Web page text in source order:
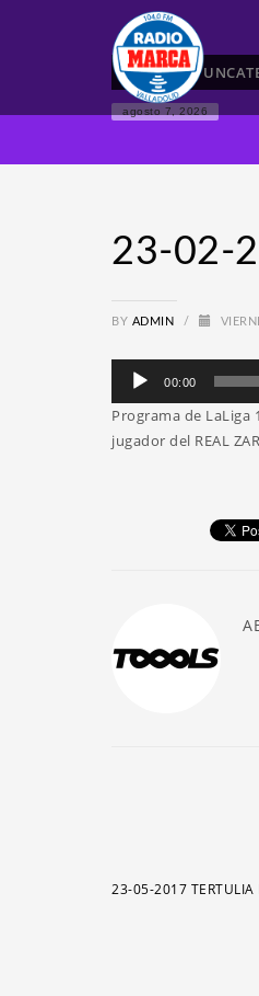
HOME
agosto 7, 2026
23-02-
BY ADMIN /
Reproductor
audio
00:00
Programa de LaLiga
jugador del REAL
23-05-2017 TERTULIA